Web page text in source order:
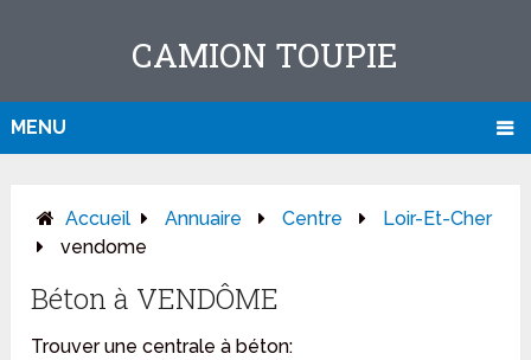
CAMION TOUPIE
MENU
Accueil Annuaire Centre
Loir-Et-Cher
vendome
Béton à VENDÔME
Trouver une centrale à béton: